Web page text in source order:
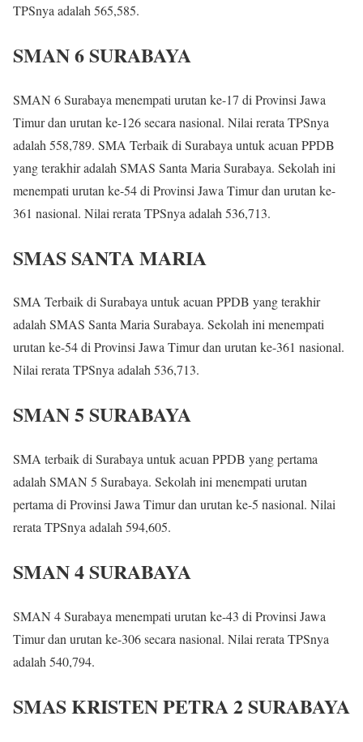
TPSnya adalah 565,585.
SMAN 6 SURABAYA
SMAN 6 Surabaya menempati urutan ke-17 di Provinsi Jawa
Timur dan urutan ke-126 secara nasional. Nilai rerata TPSnya
adalah 558,789. SMA Terbaik di Surabaya untuk acuan PPDB
yang terakhir adalah SMAS Santa Maria Surabaya. Sekolah ini
menempati urutan ke-54 di Provinsi Jawa Timur dan urutan ke-
361 nasional. Nilai rerata TPSnya adalah 536,713.
SMAS SANTA MARIA
SMA Terbaik di Surabaya untuk acuan PPDB yang terakhir
adalah SMAS Santa Maria Surabaya. Sekolah ini menempati
urutan ke-54 di Provinsi Jawa Timur dan urutan ke-361 nasional.
Nilai rerata TPSnya adalah 536,713.
SMAN 5 SURABAYA
SMA terbaik di Surabaya untuk acuan PPDB yang pertama
adalah SMAN 5 Surabaya. Sekolah ini menempati urutan
pertama di Provinsi Jawa Timur dan urutan ke-5 nasional. Nilai
rerata TPSnya adalah 594,605.
SMAN 4 SURABAYA
SMAN 4 Surabaya menempati urutan ke-43 di Provinsi Jawa
Timur dan urutan ke-306 secara nasional. Nilai rerata TPSnya
adalah 540,794.
SMAS KRISTEN PETRA 2 SURABAYA